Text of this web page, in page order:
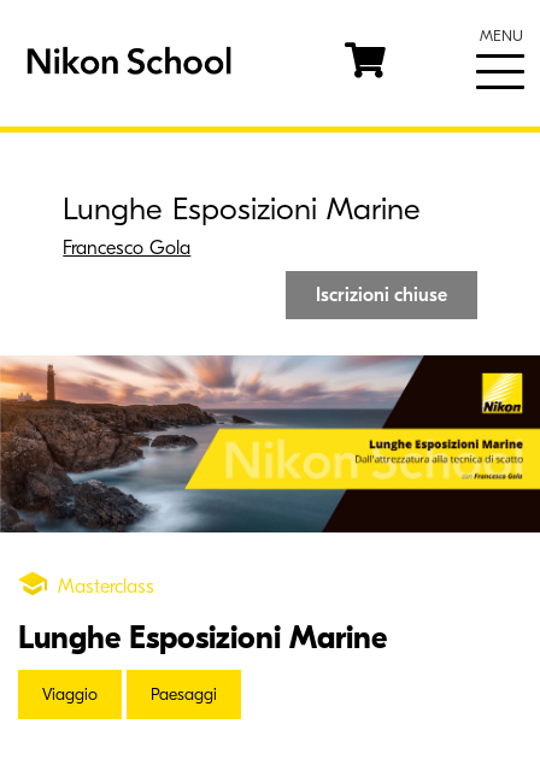
MENU
Lunghe Esposizioni Marine
Francesco Gola
Iscrizioni chiuse
Masterclass
Lunghe Esposizioni Marine
Viaggio Paesaggi